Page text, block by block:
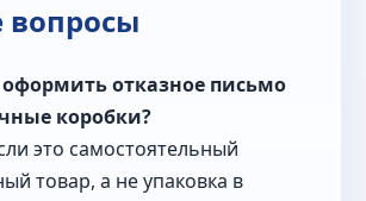
вопросы
отказное письмо
коробки?
это самостоятельный
товар, а не упаковка в